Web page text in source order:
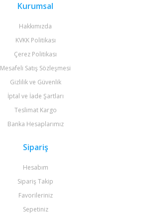
Kurumsal
Hakkımızda
KVKK Politikası
Çerez Politikası
Mesafeli Satış Sözleşmesi
Gizlilik ve Güvenlik
İptal ve İade Şartları
Teslimat Kargo
Banka Hesaplarımız
Sipariş
Hesabım
Sipariş Takip
Favorileriniz
Sepetiniz